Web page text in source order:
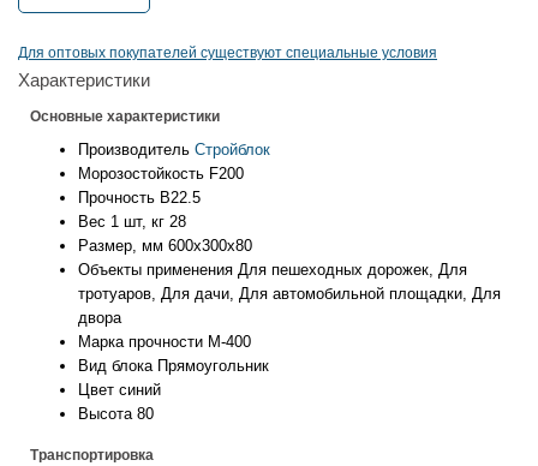
Для оптовых покупателей существуют специальные условия
Характеристики
Основные характеристики
Производитель Стройблок
Морозостойкость F200
Прочность B22.5
Вес 1 шт, кг 28
Размер, мм 600x300x80
Объекты применения Для пешеходных дорожек, Для
тротуаров, Для дачи, Для автомобильной площадки, Для
двора
Марка прочности М-400
Вид блока Прямоугольник
Цвет синий
Высота 80
Транспортировка